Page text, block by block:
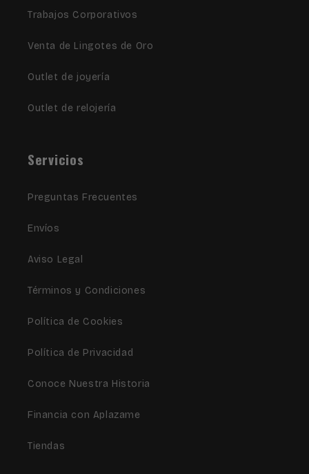
Trabajos Corporativos
Venta de Lingotes de Oro
Outlet de joyería
Outlet de relojería
Servicios
Preguntas Frecuentes
Envíos
Aviso Legal
Términos y Condiciones
Política de Cookies
Política de Privacidad
Conoce Nuestra Historia
Financia con Aplazame
Tiendas